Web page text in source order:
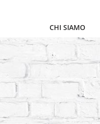
CHI SIAMO